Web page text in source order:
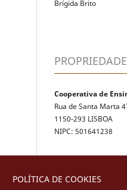
Brígida Brito
PROPRIEDADE
Cooperativa de
Rua de Santa Marta
1150-293 LISBOA
NIPC: 501641238
POLÍTICA DE COOKIES